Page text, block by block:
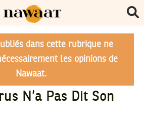
dans cette rubrique ne
les opinions de
Nawaat.
N’a Pas Dit Son